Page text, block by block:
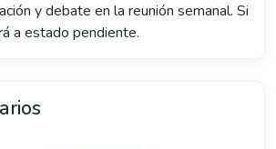
y debate en la reunión semanal. Si
a estado pendiente.